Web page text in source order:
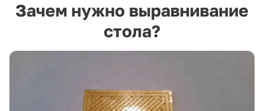
Зачем нужно выравнивание
стола?